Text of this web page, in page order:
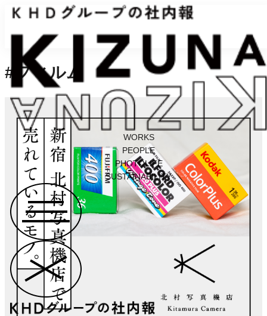
WORKS
PEOPLE
PHOTOLIFE
SUSTAINABILITY
#フィルム